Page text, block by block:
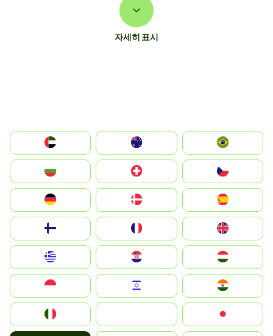
자세히 표시
الإمارات العربية المتحدة
Switzerland
Deutschland
United Kingdom
Magyarország